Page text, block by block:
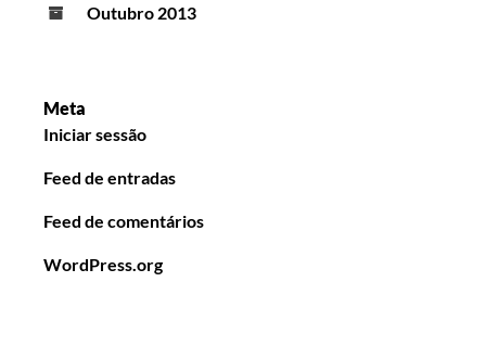
Outubro 2013
Meta
Iniciar sessão
Feed de entradas
Feed de comentários
WordPress.org